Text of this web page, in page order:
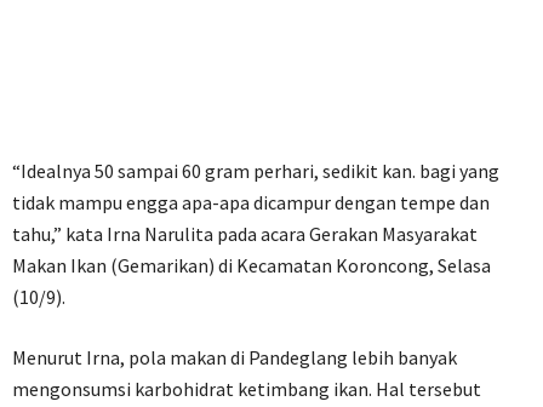
“Idealnya 50 sampai 60 gram perhari, sedikit kan. bagi yang
tidak mampu engga apa-apa dicampur dengan tempe dan
tahu,” kata Irna Narulita pada acara Gerakan Masyarakat
Makan Ikan (Gemarikan) di Kecamatan Koroncong, Selasa
(10/9).
Menurut Irna, pola makan di Pandeglang lebih banyak
mengonsumsi karbohidrat ketimbang ikan. Hal tersebut